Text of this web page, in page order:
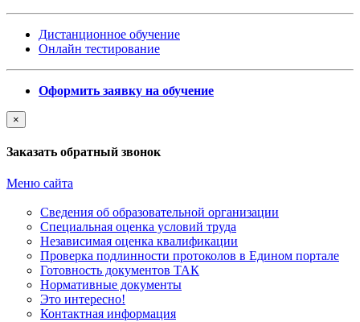
Дистанционное обучение
Онлайн тестирование
Оформить заявку на обучение
×
Заказать обратный звонок
Меню сайта
Сведения об образовательной организации
Cпециальная оценка условий труда
Независимая оценка квалификации
Проверка подлинности протоколов в Едином портале
Готовность документов ТАК
Нормативные документы
Это интересно!
Контактная информация